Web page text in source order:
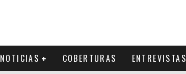
NOTICIAS COBERTURAS ENTREVISTAS